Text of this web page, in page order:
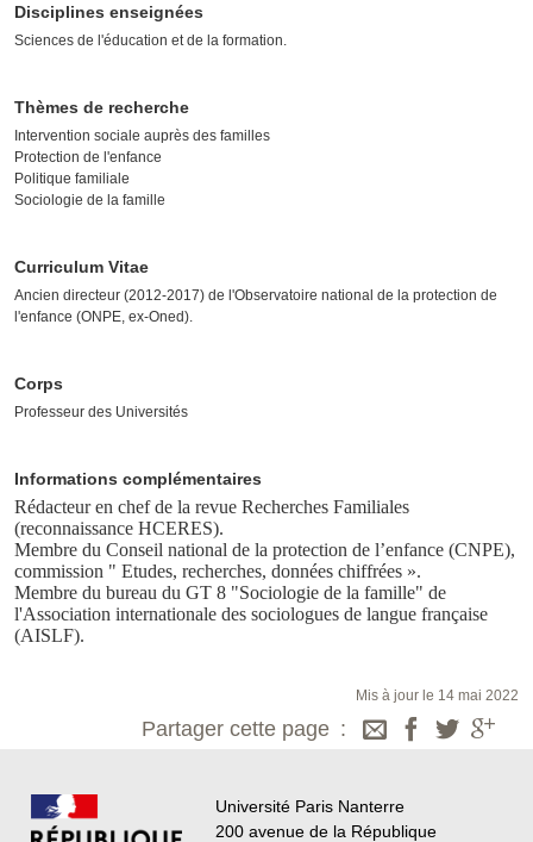
Disciplines enseignées
Sciences de l'éducation et de la formation.
Thèmes de recherche
Intervention sociale auprès des familles
Protection de l'enfance
Politique familiale
Sociologie de la famille
Curriculum Vitae
Ancien directeur (2012-2017) de l'Observatoire national de la protection de
l'enfance (ONPE, ex-Oned).
Corps
Professeur des Universités
Informations complémentaires
Rédacteur en chef de la revue Recherches Familiales
(reconnaissance HCERES).
Membre du Conseil national de la protection de l’enfance (CNPE),
commission " Etudes, recherches, données chiffrées ».
Membre du bureau du GT 8 "Sociologie de la famille" de
l'Association internationale des sociologues de langue française
(AISLF).
Mis à jour le 14 mai 2022
Partager cette page
Université Paris Nanterre
200 avenue de la République